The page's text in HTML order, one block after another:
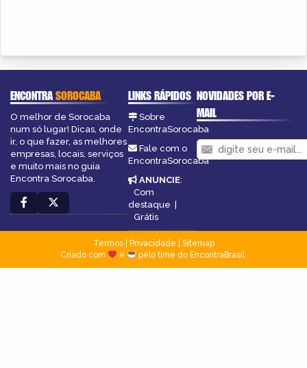
ENCONTRASOROCABA
O melhor de Sorocaba
num só lugar! Dicas, onde
ir, o que fazer, as melhores
empresas, locais, serviços
e muito mais no guia
Encontra Sorocaba.
LINKS RÁPIDOS
Sobre
EncontraSorocaba
Fale com o
EncontraSorocaba
ANUNCIE:
Com
destaque
Grátis
NOVIDADES POR E-
MAIL
Termos| Privacidade
Sitemap
Criado com
e pelo time do EncontraBrasil